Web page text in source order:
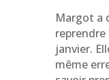
Margot a
janvier.
même